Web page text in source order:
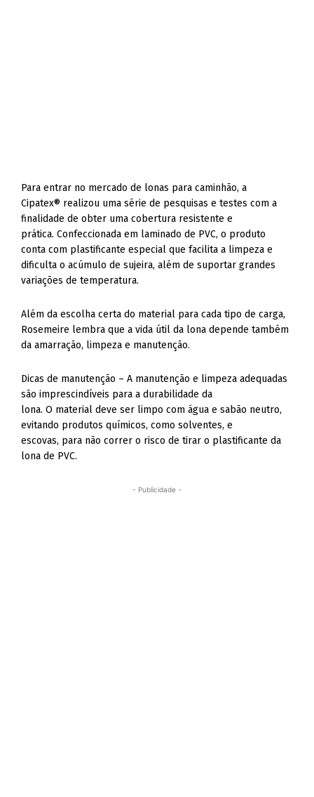
Para entrar no mercado de lonas para caminhão, a
Cipatex® realizou uma série de pesquisas e testes com a
finalidade de obter uma cobertura resistente e
prática. Confeccionada em laminado de PVC, o produto
conta com plastificante especial que facilita a limpeza e
dificulta o acúmulo de sujeira, além de suportar grandes
variações de temperatura.
Além da escolha certa do material para cada tipo de carga,
Rosemeire lembra que a vida útil da lona depende também
da amarração, limpeza e manutenção.
Dicas de manutenção – A manutenção e limpeza adequadas
são imprescindíveis para a durabilidade da
lona. O material deve ser limpo com água e sabão neutro,
evitando produtos químicos, como solventes, e
escovas, para não correr o risco de tirar o plastificante da
lona de PVC.
- Publicidade -